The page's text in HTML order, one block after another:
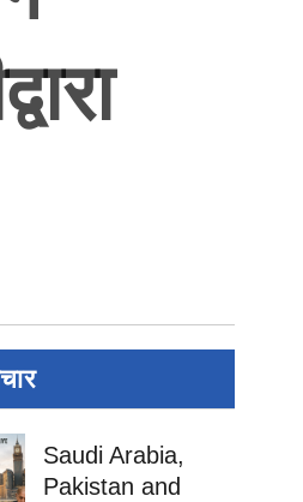
Saudi Arabia,
Pakistan and